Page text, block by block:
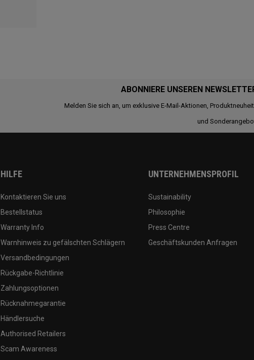
ABONNIERE UNSEREN
Melden Sie sich an, um exklusive E-Mail-Aktionen,
und
HILFE
Kontaktieren Sie uns
Bestellstatus
Warranty Info
Warnhinweis zu gefälschten Schlägern
Versandbedingungen
Rückgabe-Richtlinie
Zahlungsoptionen
Rücknahmegarantie
Händlersuche
Authorised Retailers
Scam Awareness
UNTERNEHMENSPROFIL
Sustainability
Philosophie
Press Centre
Geschäftskunden Anfragen